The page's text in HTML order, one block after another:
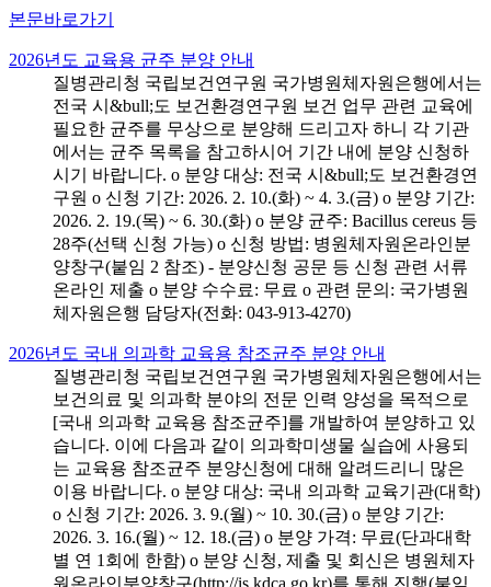
본문바로가기
2026년도 교육용 균주 분양 안내
질병관리청 국립보건연구원 국가병원체자원은행에서는
전국 시&bull;도 보건환경연구원 보건 업무 관련 교육에
필요한 균주를 무상으로 분양해 드리고자 하니 각 기관
에서는 균주 목록을 참고하시어 기간 내에 분양 신청하
시기 바랍니다. o 분양 대상: 전국 시&bull;도 보건환경연
구원 o 신청 기간: 2026. 2. 10.(화) ~ 4. 3.(금) o 분양 기간:
2026. 2. 19.(목) ~ 6. 30.(화) o 분양 균주: Bacillus cereus 등
28주(선택 신청 가능) o 신청 방법: 병원체자원온라인분
양창구(붙임 2 참조) - 분양신청 공문 등 신청 관련 서류
온라인 제출 o 분양 수수료: 무료 o 관련 문의: 국가병원
체자원은행 담당자(전화: 043-913-4270)
2026년도 국내 의과학 교육용 참조균주 분양 안내
질병관리청 국립보건연구원 국가병원체자원은행에서는
보건의료 및 의과학 분야의 전문 인력 양성을 목적으로
[국내 의과학 교육용 참조균주]를 개발하여 분양하고 있
습니다. 이에 다음과 같이 의과학미생물 실습에 사용되
는 교육용 참조균주 분양신청에 대해 알려드리니 많은
이용 바랍니다. o 분양 대상: 국내 의과학 교육기관(대학)
o 신청 기간: 2026. 3. 9.(월) ~ 10. 30.(금) o 분양 기간:
2026. 3. 16.(월) ~ 12. 18.(금) o 분양 가격: 무료(단과대학
별 연 1회에 한함) o 분양 신청, 제출 및 회신은 병원체자
원온라인분양창구(http://is.kdca.go.kr)를 통해 진행(붙임